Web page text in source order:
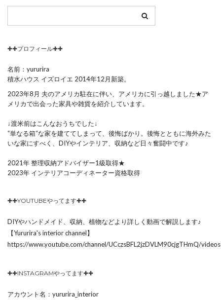
✚✚プロフィール✚✚
名前：yururira
積水ハウス イズロイエ 2014年12月新築。
2023年8月 夫のアメリカ駐在に伴い、アメリカに引っ越しました★ア
メリカで出会った家具や雑貨を紹介しています。
↓渡米前はこんなおうちでした↓
“単なる箱“な家を建ててしまって、後悔ばかり。後悔とともに海外みた
いな家にすべく、DIYやインテリア、収納など日々奮闘中です♪
2021年 整理収納アドバイザー1級取得★
2023年 インテリアコーディネーター資格取得
✚✚YOUTUBEやってます✚✚
DIYやハンドメイド、収納、植物などより詳しく動画で解説します♪
【Yururira's interior channel】
https://www.youtube.com/channel/UCczsBFL2jzDVLM90cjgTHmQ/videos
✚✚INSTAGRAMやってます✚✚
アカウント名：yururira_interior